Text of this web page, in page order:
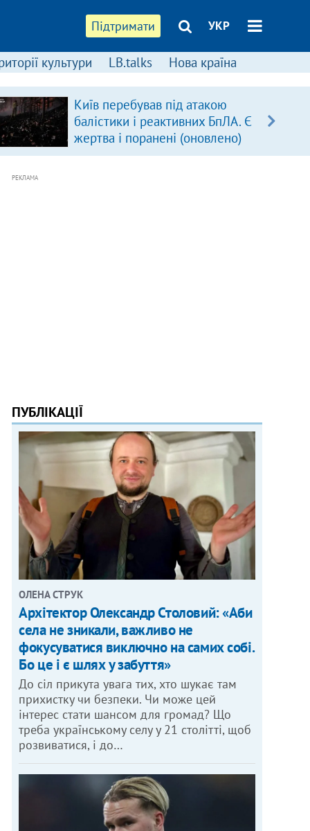
Підтримати УКР
культури LB.talks Нова країна
Київ перебував під атакою
балістики і реактивних БпЛА. Є
жертва і поранені (оновлено)
РЕКЛАМА
ПУБЛІКАЦІЇ
ОЛЕНА СТРУК
Архітектор Олександр Столовий: «Аби
села не зникали, важливо не
фокусуватися виключно на самих собі.
Бо це і є шлях у забуття»
До сіл прикута увага тих, хто шукає там
прихистку чи безпеки. Чи може цей
інтерес стати шансом для громад? Що
треба українському селу у 21 столітті, щоб
розвиватися, і до…